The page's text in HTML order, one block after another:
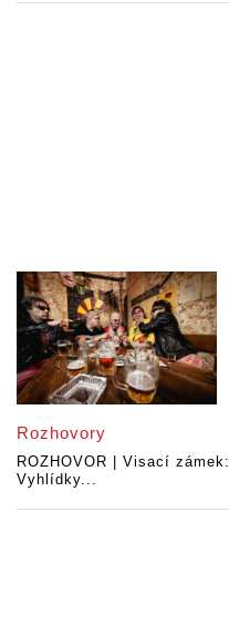
Rozhovory
ROZHOVOR | Visací zámek:
Vyhlídky...